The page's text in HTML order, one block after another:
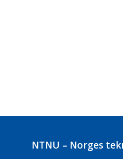
NTNU – Norges